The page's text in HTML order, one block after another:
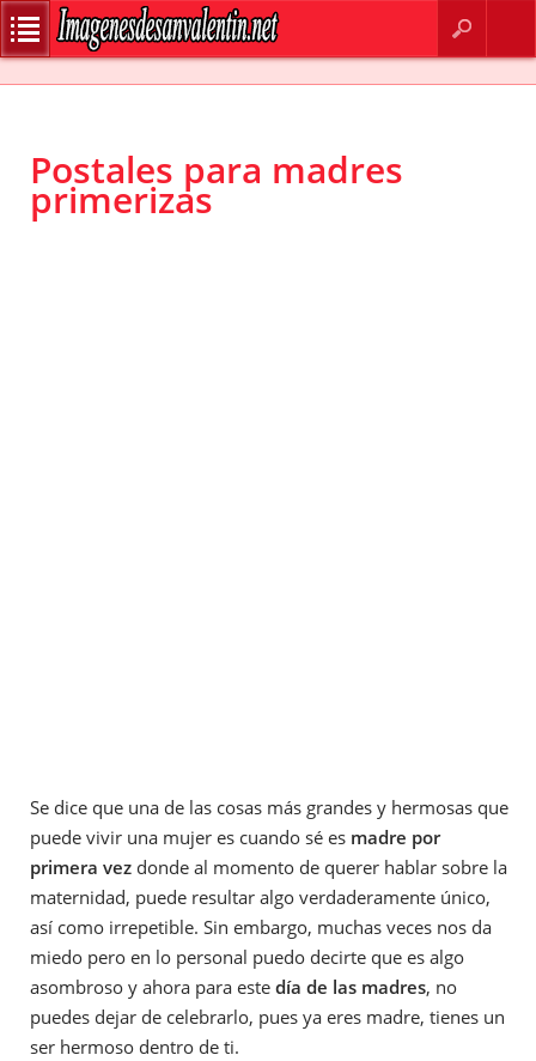
CONTACTO
BUSCAR
Postales para madres
primerizas
Se dice que una de las cosas más grandes y hermosas que
puede vivir una mujer es cuando sé es madre por
primera vez donde al momento de querer hablar sobre la
maternidad, puede resultar algo verdaderamente único,
así como irrepetible. Sin embargo, muchas veces nos da
miedo pero en lo personal puedo decirte que es algo
asombroso y ahora para este día de las madres, no
puedes dejar de celebrarlo, pues ya eres madre, tienes un
ser hermoso dentro de ti.